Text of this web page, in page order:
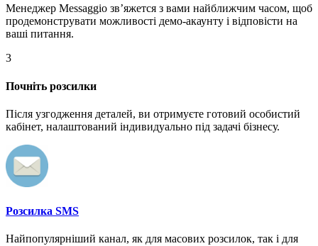
Менеджер Messaggio звʼяжется з вами найближчим часом, щоб
продемонструвати можливості демо-акаунту і відповісти на
ваші питання.
3
Почніть розсилки
Після узгодження деталей, ви отримуєте готовий особистий
кабінет, налаштований індивидуально під задачі бізнесу.
Розсилка SMS
Найпопулярніший канал, як для масових розсилок, так і для